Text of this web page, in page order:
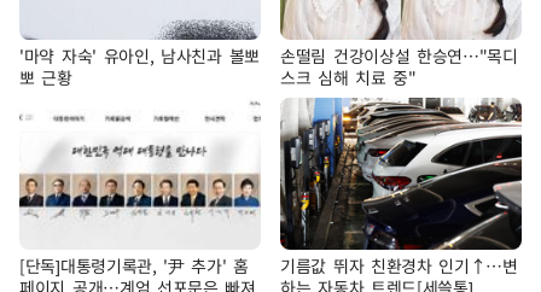
'마약 자숙' 유아인, 남사친과 볼뽀
뽀 근황
손떨림 건강이상설 한승연…"목디
스크 심해 치료 중"
[단독]대통령기록관, '尹 추가' 홈
페이지 공개…계엄 선포문은 빠져
기름값 뛰자 친환경차 인기↑…변
하는 자동차 트렌드[세쓸통]